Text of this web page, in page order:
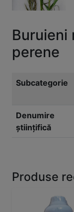
Buruieni
perene
Subcategorie
Denumire
științifică
Produse